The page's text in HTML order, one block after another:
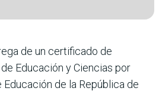
de un certificado de
Educación y Ciencias por
de la República de